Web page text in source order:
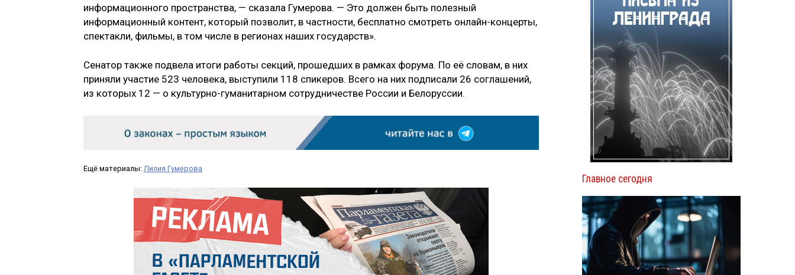
информационного пространства, — сказала Гумерова. — Это должен быть полезный
информационный контент, который позволит, в частности, бесплатно смотреть онлайн-концерты,
спектакли, фильмы, в том числе в регионах наших государств».
Сенатор также подвела итоги работы секций, прошедших в рамках форума. По её словам, в них
приняли участие 523 человека, выступили 118 спикеров. Всего на них подписали 26 соглашений,
из которых 12 — о культурно-гуманитарном сотрудничестве России и Белоруссии.
Ещё материалы: Лилия Гумерова
Главное сегодня